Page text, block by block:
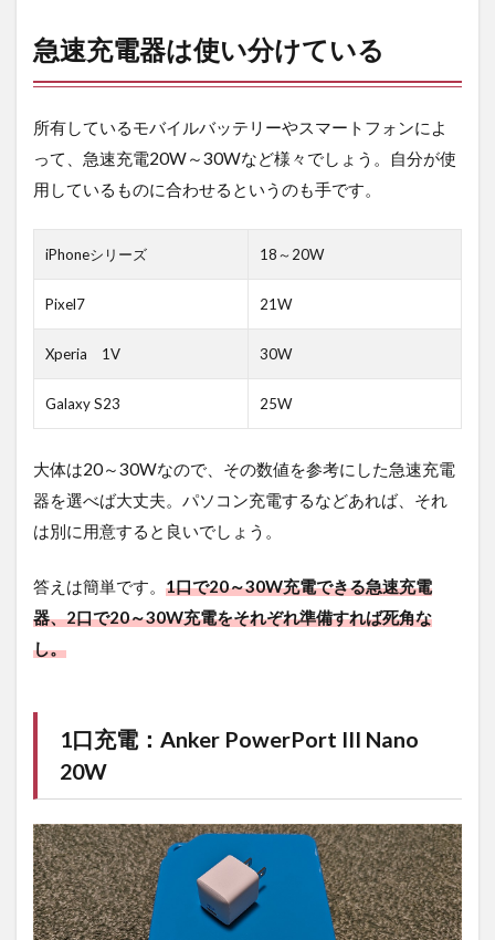
急速充電器は使い分けている
所有しているモバイルバッテリーやスマートフォンによ
って、急速充電20W～30Wなど様々でしょう。自分が使
用しているものに合わせるというのも手です。
iPhoneシリーズ 18～20W
Pixel7 21W
Xperia 1V 30W
Galaxy S23 25W
大体は20～30Wなので、その数値を参考にした急速充電
器を選べば大丈夫。パソコン充電するなどあれば、それ
は別に用意すると良いでしょう。
答えは簡単です。 1口で20～30W充電できる急速充電
器、2口で20～30W充電をそれぞれ準備すれば死角な
し。
1口充電：Anker PowerPort III Nano
20W